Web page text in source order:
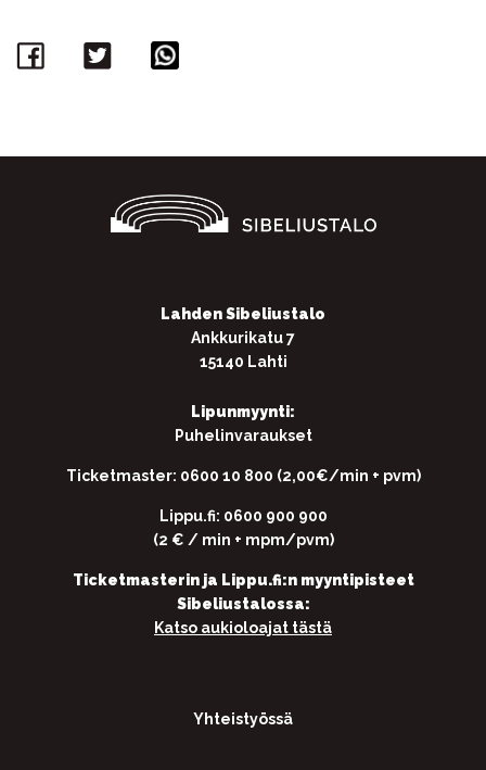
Facebook
Twitter
Lahden Sibeliustalo
Ankkurikatu 7
15140 Lahti
Lipunmyynti:
Puhelinvaraukset
Ticketmaster: 0600 10 800 (2,00€/min + pvm)
Lippu.fi: 0600 900 900
(2 € / min + mpm/pvm)
Ticketmasterin ja Lippu.fi:n myyntipisteet
Sibeliustalossa:
Katso aukioloajat tästä
Yhteistyössä